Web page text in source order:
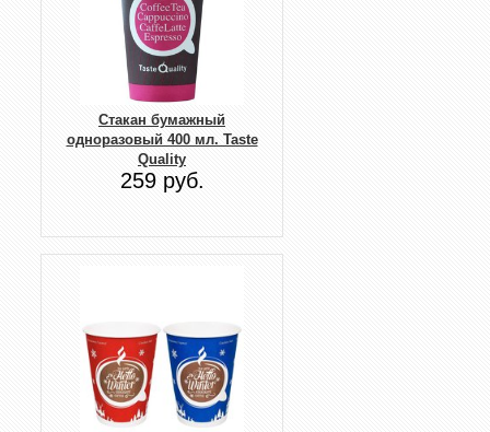
Стакан бумажный
одноразовый 400 мл. Taste
Quality
259 руб.